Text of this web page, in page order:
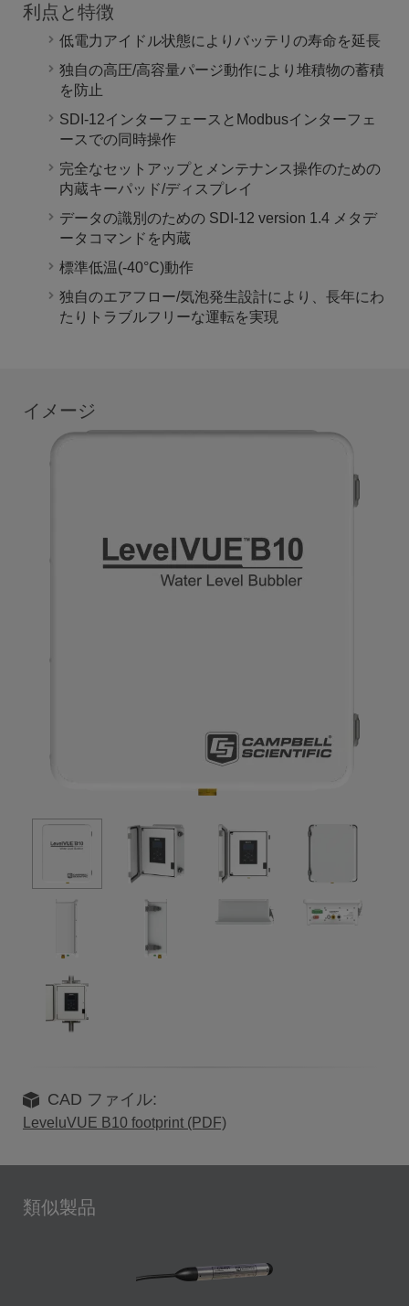
利点と特徴
低電力アイドル状態によりバッテリの寿命を延長
独自の高圧/高容量パージ動作により堆積物の蓄積
を防止
SDI-12インターフェースとModbusインターフェ
ースでの同時操作
完全なセットアップとメンテナンス操作のための
内蔵キーパッド/ディスプレイ
データの識別のための SDI-12 version 1.4 メタデ
ータコマンドを内蔵
標準低温(-40°C)動作
独自のエアフロー/気泡発生設計により、長年にわ
たりトラブルフリーな運転を実現
イメージ
CAD ファイル:
LeveluVUE B10 footprint (PDF)
類似製品